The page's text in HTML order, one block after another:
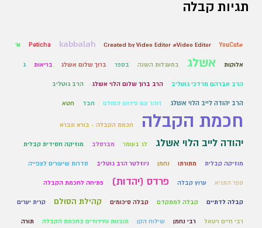
תגיות קבלה
#YouCut
Created by Video Editor #Video Editor
kabbalah
Peticha א'
אלוקות אשלג במעגלות השנה בספר ברוך שלום אשלג בריאות ג
הרב אברהם מרדכי גוטליב הרב ברוך שלום הלוי אשלג הרב גוטליב
הרב יהודה לייב הלוי אשלג זוהר עם פירוש הסולם חבד חטא
חכמת הקבלה חכמת הקבלה - בורא ונברא
יהודה לייב הלוי אשלג לג בעומר מברסלב מוזיקה חסידית קבלית
מוזיקה קבלית מתורתו נחמן ניוזלטר הרב גוטליב סדרות שיעורים לצפייה
ספר התניא ערוץ קבלה פרדס (יהדות) פתיחה לחכמת הקבלה
קבלה לדתיים קבלה למתקדם קבלה סיכומים קהילת הסולם קרית יערים
רבי חיים ויטאל רבי נחמן שילוח הקן תובנות וחידודים בחכמת הקבלה תורה